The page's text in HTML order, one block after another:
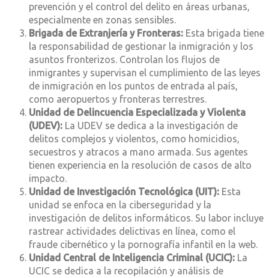
prevención y el control del delito en áreas urbanas,
especialmente en zonas sensibles.
Brigada de Extranjería y Fronteras: Esta brigada tiene
la responsabilidad de gestionar la inmigración y los
asuntos fronterizos. Controlan los flujos de
inmigrantes y supervisan el cumplimiento de las leyes
de inmigración en los puntos de entrada al país,
como aeropuertos y fronteras terrestres.
Unidad de Delincuencia Especializada y Violenta
(UDEV): La UDEV se dedica a la investigación de
delitos complejos y violentos, como homicidios,
secuestros y atracos a mano armada. Sus agentes
tienen experiencia en la resolución de casos de alto
impacto.
Unidad de Investigación Tecnológica (UIT): Esta
unidad se enfoca en la ciberseguridad y la
investigación de delitos informáticos. Su labor incluye
rastrear actividades delictivas en línea, como el
fraude cibernético y la pornografía infantil en la web.
Unidad Central de Inteligencia Criminal (UCIC): La
UCIC se dedica a la recopilación y análisis de